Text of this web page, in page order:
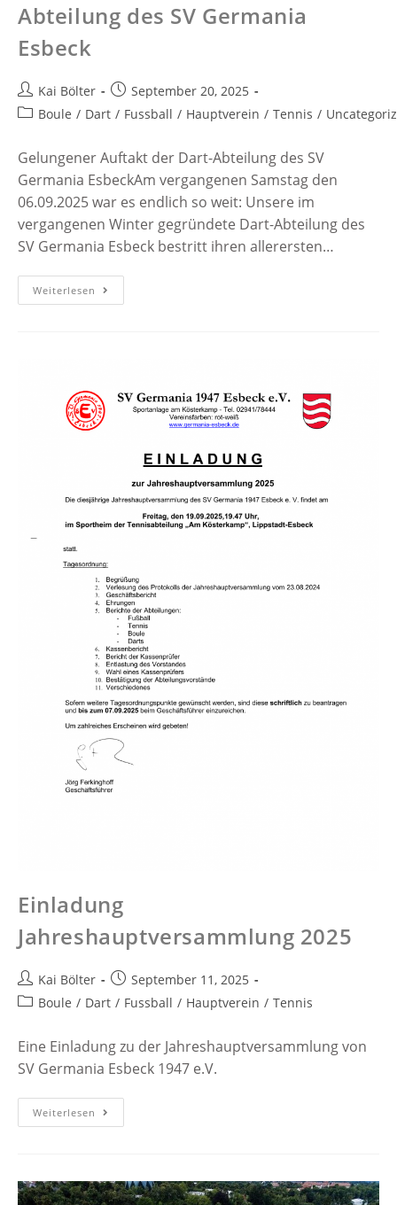
Abteilung des SV Germania
Esbeck
Kai Bölter
September 20, 2025
Boule / Dart / Fussball / Hauptverein / Tennis /
Gelungener Auftakt der Dart-Abteilung des SV
Germania EsbeckAm vergangenen Samstag den
06.09.2025 war es endlich so weit: Unsere im
vergangenen Winter gegründete Dart-Abteilung des
SV Germania Esbeck bestritt ihren allerersten…
Weiterlesen
Einladung
Jahreshauptversammlung 2025
Kai Bölter
September 11, 2025
Boule / Dart / Fussball / Hauptverein / Tennis
Eine Einladung zu der Jahreshauptversammlung von
SV Germania Esbeck 1947 e.V.
Weiterlesen